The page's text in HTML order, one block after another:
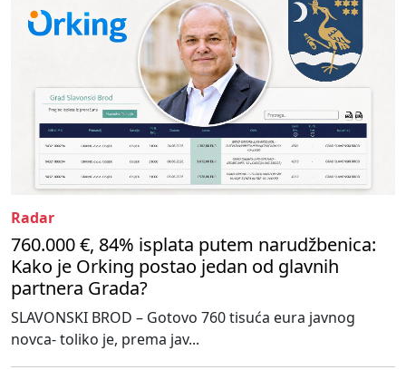
Radar
760.000 €, 84% isplata putem narudžbenica:
Kako je Orking postao jedan od glavnih
partnera Grada?
SLAVONSKI BROD – Gotovo 760 tisuća eura javnog
novca- toliko je, prema jav...